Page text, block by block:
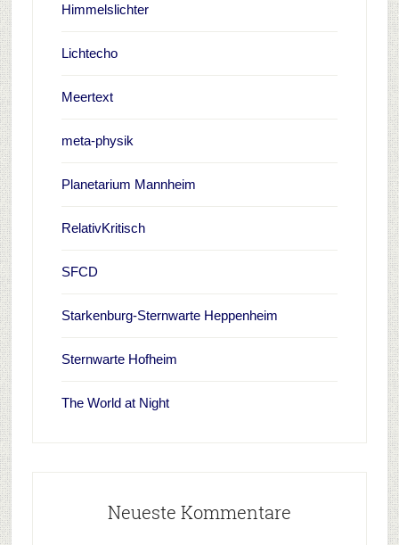
Himmelslichter
Lichtecho
Meertext
meta-physik
Planetarium Mannheim
RelativKritisch
SFCD
Starkenburg-Sternwarte Heppenheim
Sternwarte Hofheim
The World at Night
Neueste Kommentare